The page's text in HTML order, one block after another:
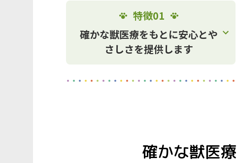
特徴01
確かな獣医療をもとに安心とや
さしさを提供します
確かな獣医